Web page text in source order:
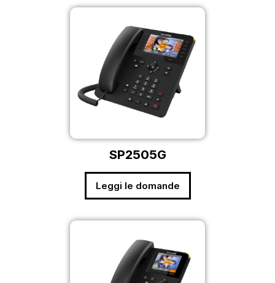
SP2505G
Leggi le domande